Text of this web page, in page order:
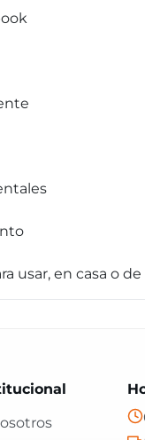
usar, en casa o de
y más, con